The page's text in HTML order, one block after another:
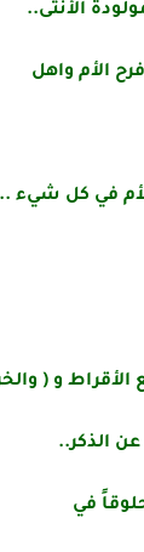
الأنثى..
الأم واهل
في كل شيء ..
الأقراط و (
الذكر..
في